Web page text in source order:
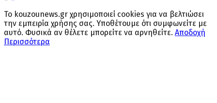
Το kouzounews.gr χρησιμοποιεί cookies για να βελτιώσει
την εμπειρία χρήσης σας. Υποθέτουμε ότι συμφωνείτε με
αυτό. Φυσικά αν θέλετε μπορείτε να αρνηθείτε. Αποδοχή
Περισσότερα